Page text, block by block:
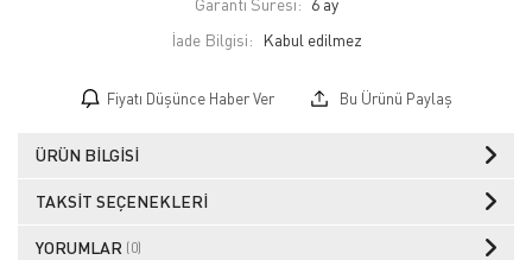
Garanti Süresi: 6 ay
İade Bilgisi:
Fiyatı Düşünce Haber Ver Bu Ürünü Paylaş
ÜRÜN BILGISI
TAKSIT SEÇENEKLERI
YORUMLAR (0)